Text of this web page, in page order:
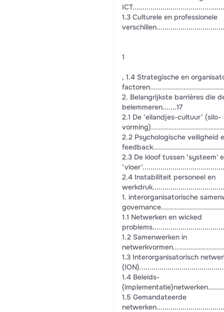
1.3 Culturele en professionele
1
, 1.4 Strategische en
2. Belangrijkste barrières die
belemmeren.......17
2.1 De ‘eilandjes-cultuur’ (silo-
2.2 Psychologische veiligheid
2.3 De kloof tussen ‘systeem'
2.4 Instabiliteit personeel en
1. interorganisatorische
1.1 Netwerken en wicked
1.2 Samenwerken in
1.3 Interorganisatorisch
1.4 Beleids-
1.5 Gemandateerde